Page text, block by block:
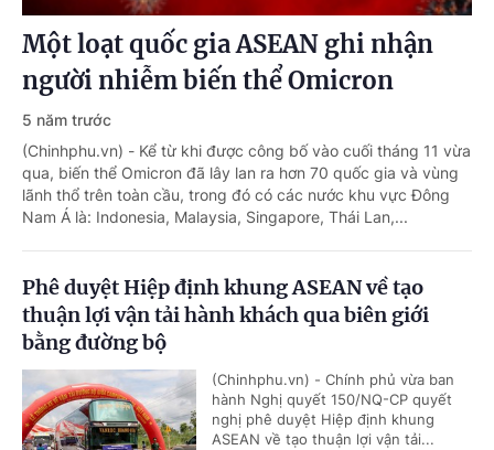
Một loạt quốc gia ASEAN ghi nhận
người nhiễm biến thể Omicron
5 năm trước
(Chinhphu.vn) - Kể từ khi được công bố vào cuối tháng 11 vừa
qua, biến thể Omicron đã lây lan ra hơn 70 quốc gia và vùng
lãnh thổ trên toàn cầu, trong đó có các nước khu vực Đông
Nam Á là: Indonesia, Malaysia, Singapore, Thái Lan,...
Phê duyệt Hiệp định khung ASEAN về tạo
thuận lợi vận tải hành khách qua biên giới
bằng đường bộ
(Chinhphu.vn) - Chính phủ vừa ban
hành Nghị quyết 150/NQ-CP quyết
nghị phê duyệt Hiệp định khung
ASEAN về tạo thuận lợi vận tải...